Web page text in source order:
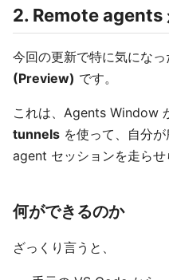
2. Remote agents
今回の更新で特に気にな
(Preview) です。
これは、Agents Window
tunnels を使って、自分
agent セッションを走らせ
何ができるのか
ざっくり言うと、